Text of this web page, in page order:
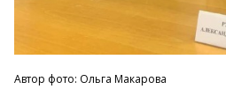
Автор фото: Ольга Макарова